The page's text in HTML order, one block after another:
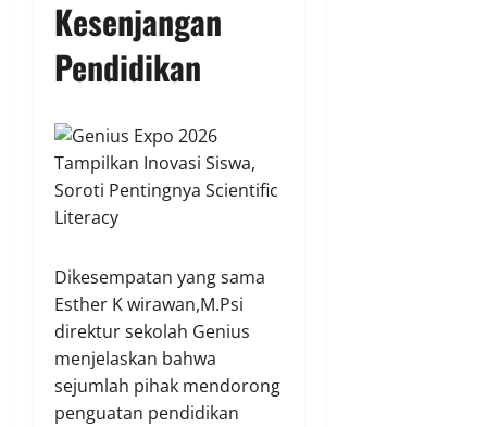
Kesenjangan
Pendidikan
Dikesempatan yang sama
Esther K wirawan,M.Psi
direktur sekolah Genius
menjelaskan bahwa
sejumlah pihak mendorong
penguatan pendidikan